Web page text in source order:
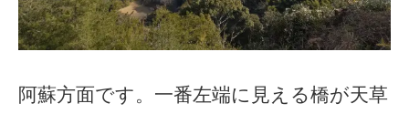
阿蘇方面です。一番左端に見える橋が天草